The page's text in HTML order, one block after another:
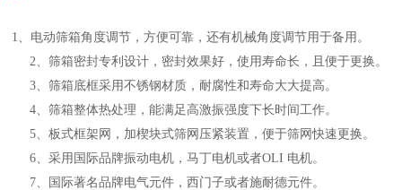
1、电动筛箱角度调节，方便可靠，还有机械角度调节用于备用。
2、筛箱密封专利设计，密封效果好，使用寿命长，且便于更换。
3、筛箱底框采用不锈钢材质，耐腐性和寿命大大提高。
4、筛箱整体热处理，能满足高激振强度下长时间工作。
5、板式框架网，加楔块式筛网压紧装置，便于筛网快速更换。
6、采用国际品牌振动电机，马丁电机或者OLI 电机。
7、国际著名品牌电气元件，西门子或者施耐德元件。